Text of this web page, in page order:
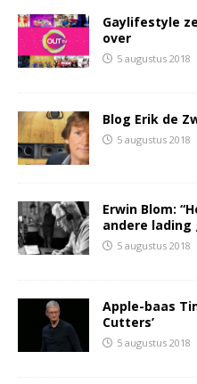
Gaylifestyle
over
5 augustus 2018
Blog Erik de
5 augustus 2018
Erwin Blom:
andere lading
5 augustus 2018
Apple-baas
Cutters’
5 augustus 2018